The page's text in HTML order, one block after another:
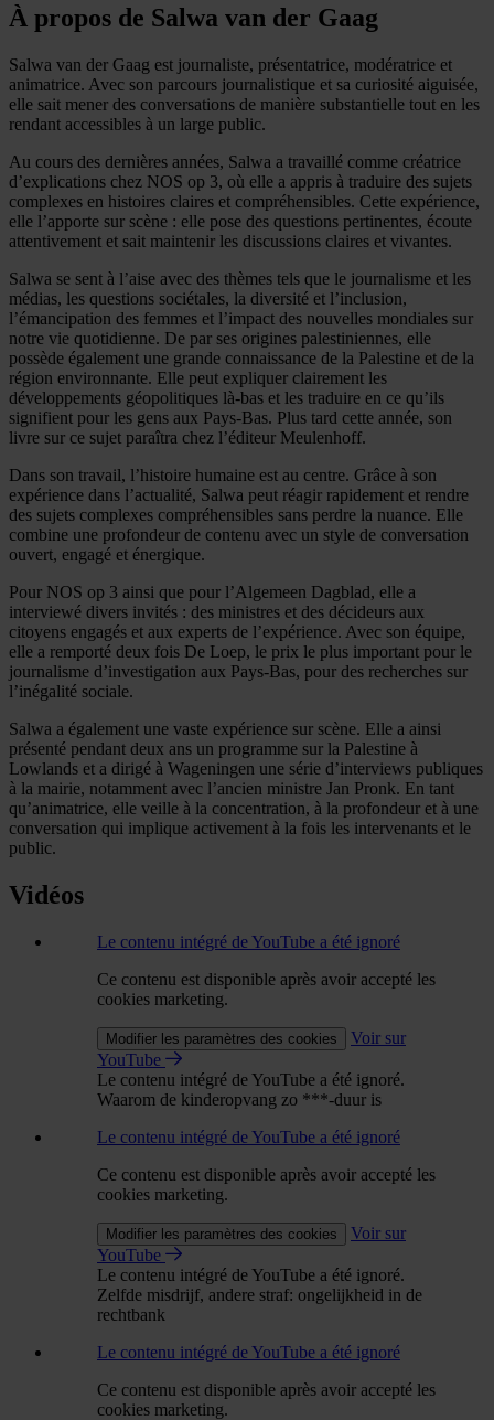
À propos de Salwa van der Gaag
Salwa van der Gaag est journaliste, présentatrice, modératrice et
animatrice. Avec son parcours journalistique et sa curiosité aiguisée,
elle sait mener des conversations de manière substantielle tout en les
rendant accessibles à un large public.
Au cours des dernières années, Salwa a travaillé comme créatrice
d’explications chez NOS op 3, où elle a appris à traduire des sujets
complexes en histoires claires et compréhensibles. Cette expérience,
elle l’apporte sur scène : elle pose des questions pertinentes, écoute
attentivement et sait maintenir les discussions claires et vivantes.
Salwa se sent à l’aise avec des thèmes tels que le journalisme et les
médias, les questions sociétales, la diversité et l’inclusion,
l’émancipation des femmes et l’impact des nouvelles mondiales sur
notre vie quotidienne. De par ses origines palestiniennes, elle
possède également une grande connaissance de la Palestine et de la
région environnante. Elle peut expliquer clairement les
développements géopolitiques là-bas et les traduire en ce qu’ils
signifient pour les gens aux Pays-Bas. Plus tard cette année, son
livre sur ce sujet paraîtra chez l’éditeur Meulenhoff.
Dans son travail, l’histoire humaine est au centre. Grâce à son
expérience dans l’actualité, Salwa peut réagir rapidement et rendre
des sujets complexes compréhensibles sans perdre la nuance. Elle
combine une profondeur de contenu avec un style de conversation
ouvert, engagé et énergique.
Pour NOS op 3 ainsi que pour l’Algemeen Dagblad, elle a
interviewé divers invités : des ministres et des décideurs aux
citoyens engagés et aux experts de l’expérience. Avec son équipe,
elle a remporté deux fois De Loep, le prix le plus important pour le
journalisme d’investigation aux Pays-Bas, pour des recherches sur
l’inégalité sociale.
Salwa a également une vaste expérience sur scène. Elle a ainsi
présenté pendant deux ans un programme sur la Palestine à
Lowlands et a dirigé à Wageningen une série d’interviews publiques
à la mairie, notamment avec l’ancien ministre Jan Pronk. En tant
qu’animatrice, elle veille à la concentration, à la profondeur et à une
conversation qui implique activement à la fois les intervenants et le
public.
Vidéos
Le contenu intégré de YouTube a été ignoré
Ce contenu est disponible après avoir accepté les
cookies marketing.
Modifier les paramètres des cookies
Voir sur
YouTube
Le contenu intégré de YouTube a été ignoré.
Waarom de kinderopvang zo ***-duur is
Le contenu intégré de YouTube a été ignoré
Ce contenu est disponible après avoir accepté les
cookies marketing.
Modifier les paramètres des cookies
Voir sur
YouTube
Le contenu intégré de YouTube a été ignoré.
Zelfde misdrijf, andere straf: ongelijkheid in de
rechtbank
Le contenu intégré de YouTube a été ignoré
Ce contenu est disponible après avoir accepté les
cookies marketing.